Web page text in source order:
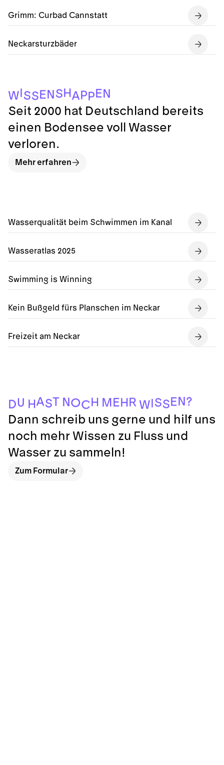
Grimm: Curbad Cannstatt
Neckarsturzbäder
Wasserqualität beim Schwimmen im Kanal
Wasseratlas 2025
Swimming is Winning
Kein Bußgeld fürs Planschen im Neckar
Freizeit am Neckar
WISS E N SH
APP
EN
Seit 2000 hat Deutschland bereits
einen Bodensee voll Wasser
verloren.
Mehr erfahren
DU HAST NOCH MEHR WISSEN?
Dann schreib uns gerne und hilf uns
noch mehr Wissen zu Fluss und
Wasser zu sammeln!
Zum Formular